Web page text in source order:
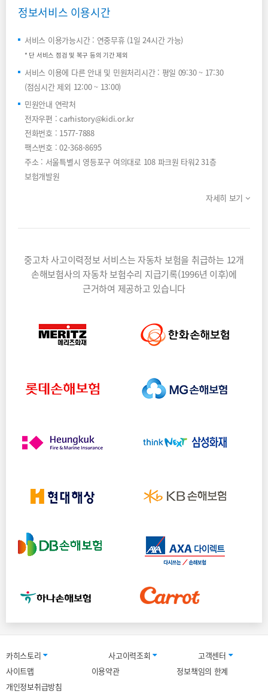
정보서비스 이용시간
서비스 이용가능시간 : 연중무휴 (1일 24시간 가능)
* 단 서비스 점검 및 복구 등의 기간 제외
서비스 이용에 다른 안내 및 민원처리시간 : 평일 09:30 ~ 17:30
(점심시간 제외 12:00 ~ 13:00)
민원안내 연락처
전자우편 : carhistory@kidi.or.kr
전화번호 : 1577-7888
팩스번호 : 02-368-8695
주소 : 서울특별시 영등포구 여의대로 108 파크원 타워2 31층
보험개발원
자세히 보기
중고차 사고이력정보 서비스는 자동차 보험을 취급하는 12개
손해보험사의 자동차 보험수리 지급기록(1996년 이후)에
근거하여 제공하고 있습니다
카히스토리 사고이력조회
고객센터
사이트맵
이용약관
정보책임의 한계
개인정보취급방침